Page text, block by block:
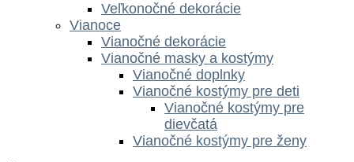
Veľkonočné dekorácie
Vianoce
Vianočné dekorácie
Vianočné masky a kostýmy
Vianočné doplnky
Vianočné kostýmy pre deti
Vianočné kostýmy pre
dievčatá
Vianočné kostýmy pre ženy